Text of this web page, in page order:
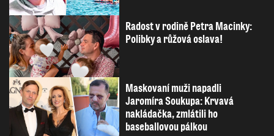
Radost v rodině Petra Macinky:
Polibky a růžová oslava!
Maskovaní muži napadli
Jaromíra Soukupa: Krvavá
nakládačka, zmlátili ho
baseballovou pálkou